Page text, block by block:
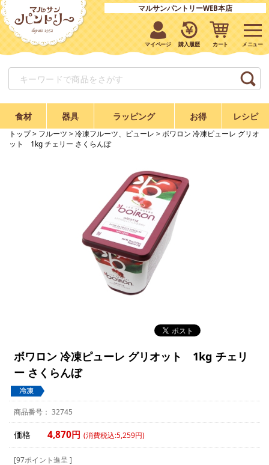
マルサンパントリーWEB本店
マイページ 購入履歴 カート
食材 器具 ラッピング お得 レシピ
トップ> フルーツ > 冷凍フルーツ、ピューレ > ボワロン 冷凍ピューレ グリオ
ット 1kg チェリー さくらんぼ
ボワロン 冷凍ピューレ グリオット 1kg チェリ
ー さくらんぼ
32745
価格 4,870円 (消費税込:5,259円)
[97ポイント進呈 ]